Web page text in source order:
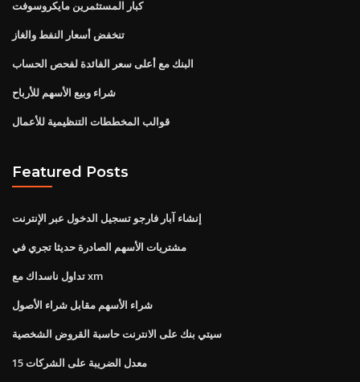
كبار المستثمرين مايكروسوفت
تنخفض أسعار النفط والغاز
البنك مع أعلى سعر الفائدة لفحص الحساب
شراء وبيع الأسهم للأرباح
قوالب المخططات التنظيمية للأعمال
Featured Posts
إنشاء آبار فارجو تسجيل الدخول عبر الإنترنت
مشتريات الأسهم الصادرة حديثا تجري في
تداول ناسداك مع xm
شراء الأسهم مقابل شراء الأصول
سيتي بنك على الانترنت حاسبة القروض الشخصية
معدل الضريبة على الشركات 15